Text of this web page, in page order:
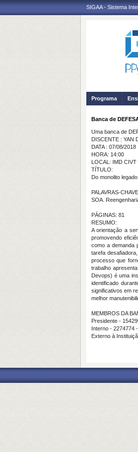
SIGAA - Sistema
Programa
Banca de
Uma banca de
DISCENTE : YAN
DATA : 07/08/2018
HORA: 14:00
LOCAL: IMD CIVT
TÍTULO:
Do monolito
PALAVRAS-
SOA.
PÁGINAS: 81
RESUMO:
A orientação a
promovendo
como a demanda
tarefa
processo que
trabalho
Devops) é uma
identificado
significativos em
melhor
MEMBROS DA
Presidente -
Interno - 2274774
Externo à